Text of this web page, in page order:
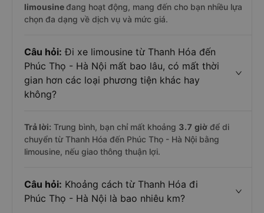
limousineđang hoạt động, mang đến cho bạn nhiều lựa
chọn đa dạng về dịch vụ và mức giá.
Câu hỏi: Đi xe limousine từ Thanh Hóa đến
Phúc Thọ - Hà Nội mất bao lâu, có mất thời
gian hơn các loại phương tiện khác hay
không?
Trả lời: Trung bình, bạn chỉ mất khoảng 3.7 giờ để di
chuyển từ Thanh Hóa đến Phúc Thọ - Hà Nội bằng
limousine, nếu giao thông thuận lợi.
Câu hỏi: Khoảng cách từ Thanh Hóa đi
Phúc Thọ - Hà Nội là bao nhiêu km?